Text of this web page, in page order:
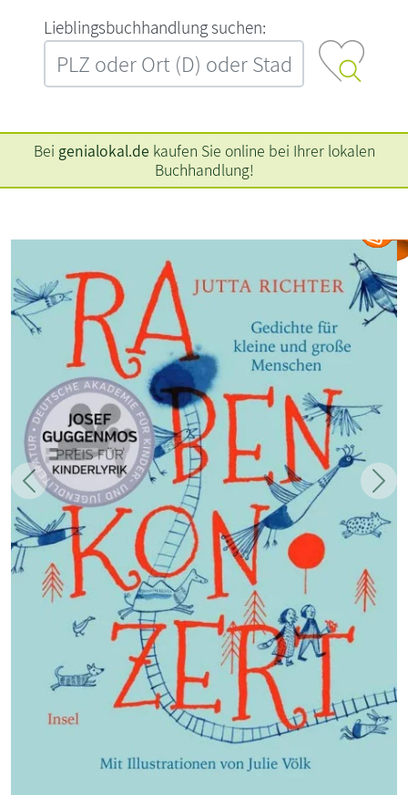
L‍i‍e‍b‍l‍i‍n‍g‍s‍b‍u‍c‍h‍h‍a‍n‍d‍l‍u‍n‍g‍ ‍s‍u‍c‍h‍e‍n‍:‍
Bei genialokal.de kaufen Sie online bei Ihrer lokalen
Buchhandlung!
Zurück